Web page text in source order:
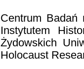
Centrum Badań
Instytutem
Żydowskich
Holocaust